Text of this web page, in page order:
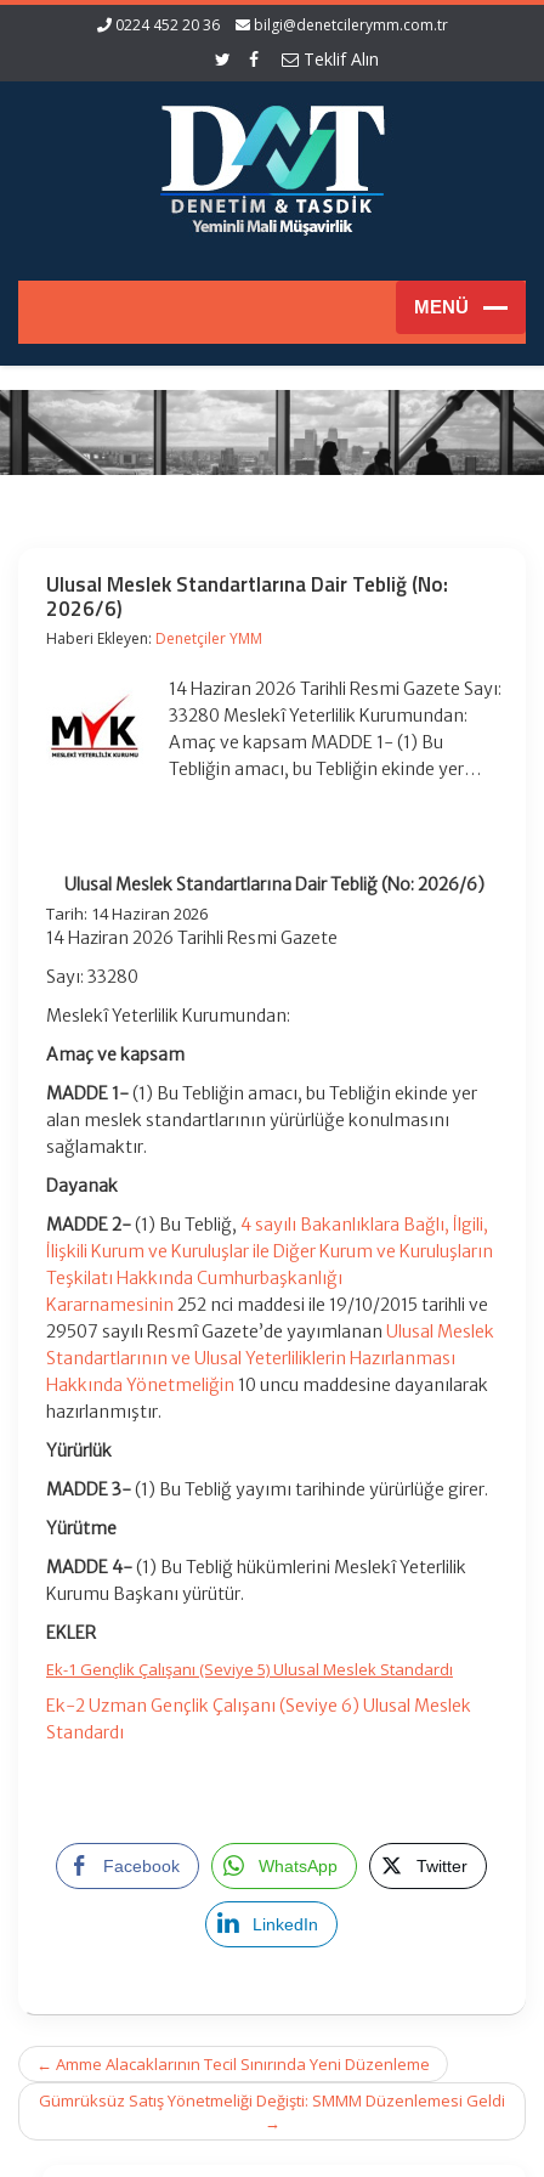
0224 452 20 36 bilgi@denetcilerymm.com.tr
Teklif Alın
Ulusal Meslek Standartlarına Dair Tebliğ (No:
2026/6)
Haberi Ekleyen: Denetçiler YMM
14 Haziran 2026 Tarihli Resmi Gazete Sayı:
33280 Meslekî Yeterlilik Kurumundan:
Amaç ve kapsam MADDE 1- (1) Bu
Tebliğin amacı, bu Tebliğin ekinde yer…
Ulusal Meslek Standartlarına Dair Tebliğ (No: 2026/6)
Tarih: 14 Haziran 2026
14 Haziran 2026 Tarihli Resmi Gazete
Sayı: 33280
Meslekî Yeterlilik Kurumundan:
Amaç ve kapsam
MADDE 1-(1) Bu Tebliğin amacı, bu Tebliğin ekinde yer
alan meslek standartlarının yürürlüğe konulmasını
sağlamaktır.
Dayanak
MADDE 2-(1) Bu Tebliğ, 4 sayılı Bakanlıklara Bağlı, İlgili,
İlişkili Kurum ve Kuruluşlar ile Diğer Kurum ve Kuruluşların
Teşkilatı Hakkında Cumhurbaşkanlığı
Kararnamesinin 252 nci maddesi ile 19/10/2015 tarihli ve
29507 sayılı Resmî Gazete’de yayımlanan Ulusal Meslek
Standartlarının ve Ulusal Yeterliliklerin Hazırlanması
Hakkında Yönetmeliğin 10 uncu maddesine dayanılarak
hazırlanmıştır.
Yürürlük
MADDE 3-(1) Bu Tebliğ yayımı tarihinde yürürlüğe girer.
Yürütme
MADDE 4-(1) Bu Tebliğ hükümlerini Meslekî Yeterlilik
Kurumu Başkanı yürütür.
EKLER
Ek-1 Gençlik Çalışanı (Seviye 5) Ulusal Meslek Standardı
Ek-2 Uzman Gençlik Çalışanı (Seviye 6) Ulusal Meslek
Standardı
Facebook WhatsApp Twitter
LinkedIn
Post
navigation
← Amme Alacaklarının Tecil Sınırında Yeni Düzenleme
Gümrüksüz Satış Yönetmeliği Değişti: SMMM Düzenlemesi Geldi
→